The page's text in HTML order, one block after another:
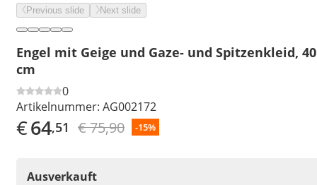
Previous slide Next slide
Engel mit Geige und Gaze- und Spitzenkleid, 40
cm
0
Artikelnummer: AG002172
€64,51 € 75,90 -15%
Ausverkauft